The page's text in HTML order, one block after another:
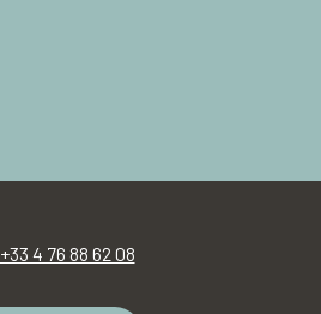
+33 4 76 88 62 08